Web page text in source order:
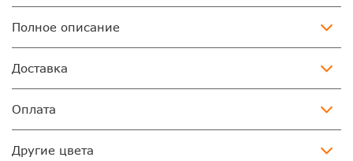
Полное описание
Доставка
Оплата
Другие цвета